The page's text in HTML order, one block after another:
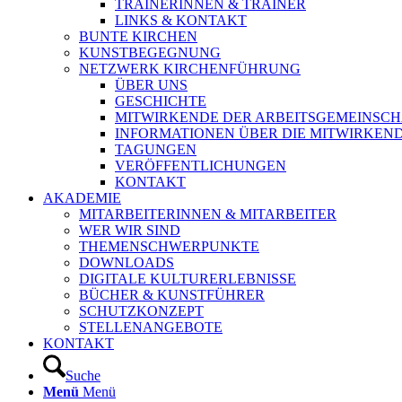
TRAINERINNEN & TRAINER
LINKS & KONTAKT
BUNTE KIRCHEN
KUNSTBEGEGNUNG
NETZWERK KIRCHENFÜHRUNG
ÜBER UNS
GESCHICHTE
MITWIRKENDE DER
INFORMATIONEN ÜBER DIE
TAGUNGEN
VERÖFFENTLICHUNGEN
KONTAKT
AKADEMIE
MITARBEITERINNEN & MITARBEITER
WER WIR SIND
THEMENSCHWERPUNKTE
DOWNLOADS
DIGITALE KULTURERLEBNISSE
BÜCHER & KUNSTFÜHRER
SCHUTZKONZEPT
STELLENANGEBOTE
KONTAKT
Suche
Menü Menü